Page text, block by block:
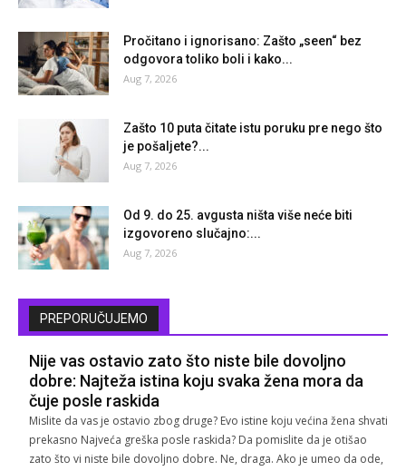
Pročitano i ignorisano: Zašto „seen“ bez
odgovora toliko boli i kako...
Aug 7, 2026
Zašto 10 puta čitate istu poruku pre nego što
je pošaljete?...
Aug 7, 2026
Od 9. do 25. avgusta ništa više neće biti
izgovoreno slučajno:...
Aug 7, 2026
PREPORUČUJEMO
Nije vas ostavio zato što niste bile dovoljno
dobre: Najteža istina koju svaka žena mora da
čuje posle raskida
Mislite da vas je ostavio zbog druge? Evo istine koju većina žena shvati
prekasno Najveća greška posle raskida? Da pomislite da je otišao
zato što vi niste bile dovoljno dobre. Ne, draga. Ako je umeo da ode,